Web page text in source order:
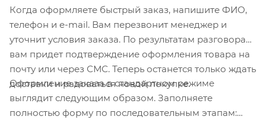
Когда оформляете быстрый заказ, напишите ФИО,
телефон и e-mail. Вам перезвонит менеджер и
уточнит условия заказа. По результатам разговора
вам придет подтверждение оформления товара на
почту или через СМС. Теперь останется только ждать
доставки и радоваться новой покупке.
Оформление заказа в стандартном режиме
выглядит следующим образом. Заполняете
полностью форму по последовательным этапам: